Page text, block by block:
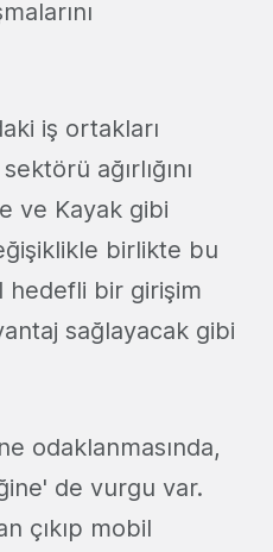
iş ortakları
ağırlığını
ve Kayak gibi
birlikte bu
hedefli bir girişim
sağlayacak gibi
odaklanmasında,
de vurgu var.
çıkıp mobil